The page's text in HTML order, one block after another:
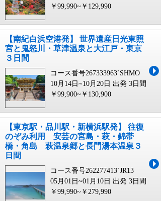
￥99,990~￥129,990
【南紀白浜空港発】 世界遺産日光東照
宮と鬼怒川・草津温泉と大江戸・東京
３日間
コース番号267333963`SHMO
10月14日~10月20日 出発 3日間
￥99,900~￥130,900
【東京駅・品川駅・新横浜駅発】 往復
のぞみ利用 安芸の宮島・萩・錦帯
橋・角島 萩温泉郷と長門湯本温泉３
日間
コース番号262277413`JR13
05月01日~01月10日 出発 3日間
￥99,990~￥279,990